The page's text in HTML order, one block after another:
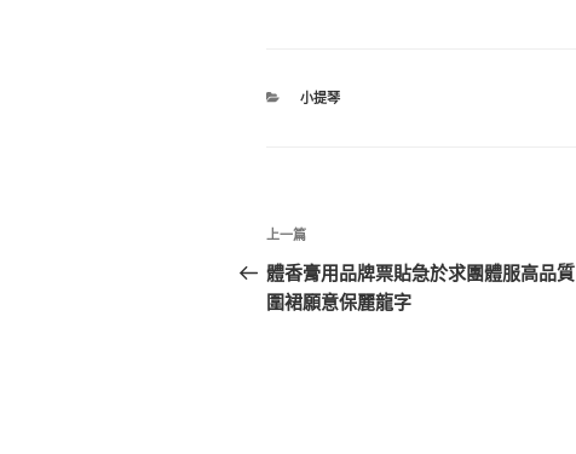
分
小提琴
文
章
導
上
一
篇
上一篇
體香膏用品牌票貼急於求團體服高品質
圍裙願意保麗龍字